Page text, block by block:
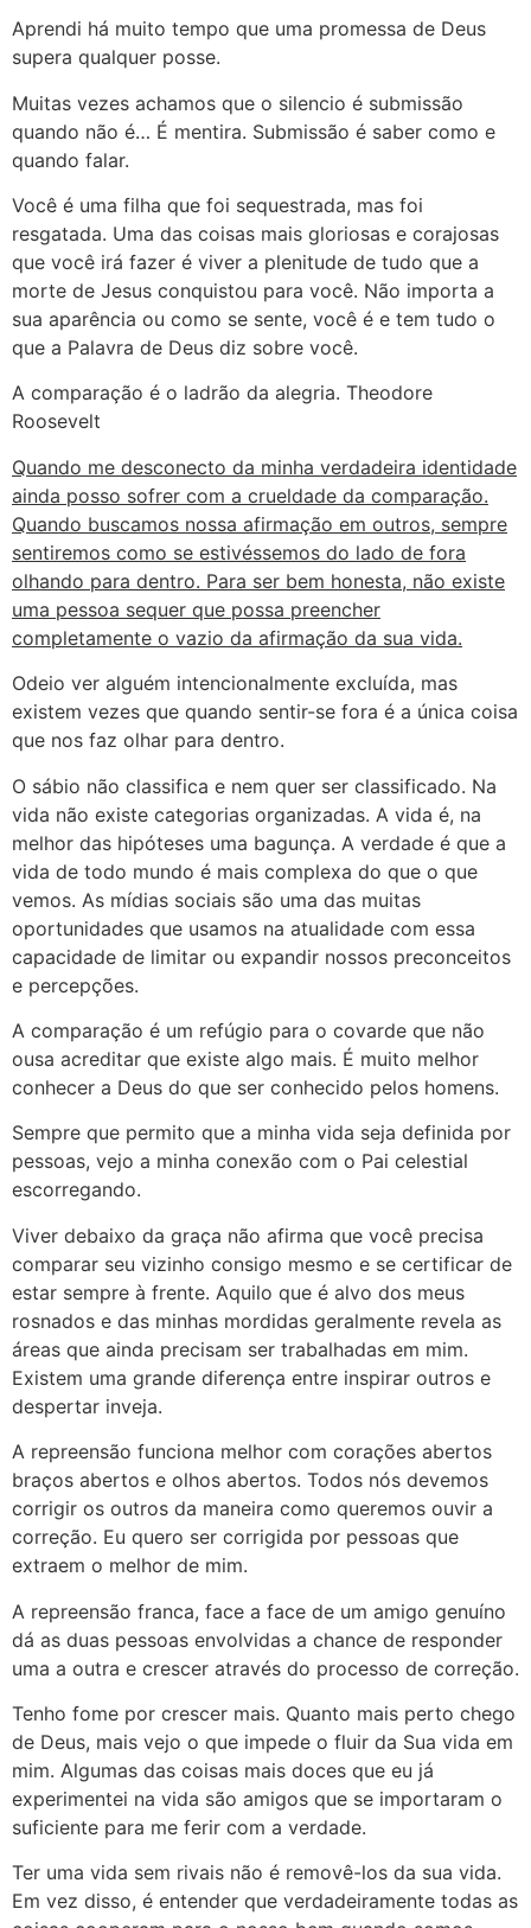
Aprendi há muito tempo que uma promessa de Deus
supera qualquer posse.
Muitas vezes achamos que o silencio é submissão
quando não é… É mentira. Submissão é saber como e
quando falar.
Você é uma filha que foi sequestrada, mas foi
resgatada. Uma das coisas mais gloriosas e corajosas
que você irá fazer é viver a plenitude de tudo que a
morte de Jesus conquistou para você. Não importa a
sua aparência ou como se sente, você é e tem tudo o
que a Palavra de Deus diz sobre você.
A comparação é o ladrão da alegria. Theodore
Roosevelt
Quando me desconecto da minha verdadeira identidade
ainda posso sofrer com a crueldade da comparação.
Quando buscamos nossa afirmação em outros, sempre
sentiremos como se estivéssemos do lado de fora
olhando para dentro. Para ser bem honesta, não existe
uma pessoa sequer que possa preencher
completamente o vazio da afirmação da sua vida.
Odeio ver alguém intencionalmente excluída, mas
existem vezes que quando sentir-se fora é a única coisa
que nos faz olhar para dentro.
O sábio não classifica e nem quer ser classificado. Na
vida não existe categorias organizadas. A vida é, na
melhor das hipóteses uma bagunça. A verdade é que a
vida de todo mundo é mais complexa do que o que
vemos. As mídias sociais são uma das muitas
oportunidades que usamos na atualidade com essa
capacidade de limitar ou expandir nossos preconceitos
e percepções.
A comparação é um refúgio para o covarde que não
ousa acreditar que existe algo mais. É muito melhor
conhecer a Deus do que ser conhecido pelos homens.
Sempre que permito que a minha vida seja definida por
pessoas, vejo a minha conexão com o Pai celestial
escorregando.
Viver debaixo da graça não afirma que você precisa
comparar seu vizinho consigo mesmo e se certificar de
estar sempre à frente. Aquilo que é alvo dos meus
rosnados e das minhas mordidas geralmente revela as
áreas que ainda precisam ser trabalhadas em mim.
Existem uma grande diferença entre inspirar outros e
despertar inveja.
A repreensão funciona melhor com corações abertos
braços abertos e olhos abertos. Todos nós devemos
corrigir os outros da maneira como queremos ouvir a
correção. Eu quero ser corrigida por pessoas que
extraem o melhor de mim.
A repreensão franca, face a face de um amigo genuíno
dá as duas pessoas envolvidas a chance de responder
uma a outra e crescer através do processo de correção.
Tenho fome por crescer mais. Quanto mais perto chego
de Deus, mais vejo o que impede o fluir da Sua vida em
mim. Algumas das coisas mais doces que eu já
experimentei na vida são amigos que se importaram o
suficiente para me ferir com a verdade.
Ter uma vida sem rivais não é removê-los da sua vida.
Em vez disso, é entender que verdadeiramente todas as